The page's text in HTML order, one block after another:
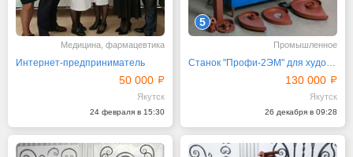
Медицина, фармацевтика
Интернет-предприниматель
50 000
Якутск
24 февраля в 15:30
5
Промышленное
Станок "Профи-2ЭМ" для художественной ковки
130 000
Якутск
26 декабря в 09:28